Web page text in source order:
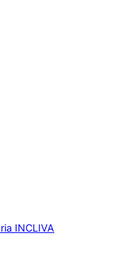
INCLIVA